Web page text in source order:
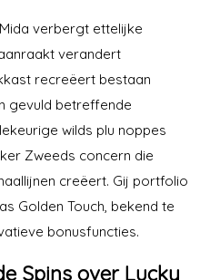
verbergt ettelijke
verandert
recreëert bestaan
gevuld betreffende
wilds plu noppes
Zweeds concern die
creëert. Gij portfolio
Golden Touch, bekend te
bonusfuncties.
Spins over Lucky